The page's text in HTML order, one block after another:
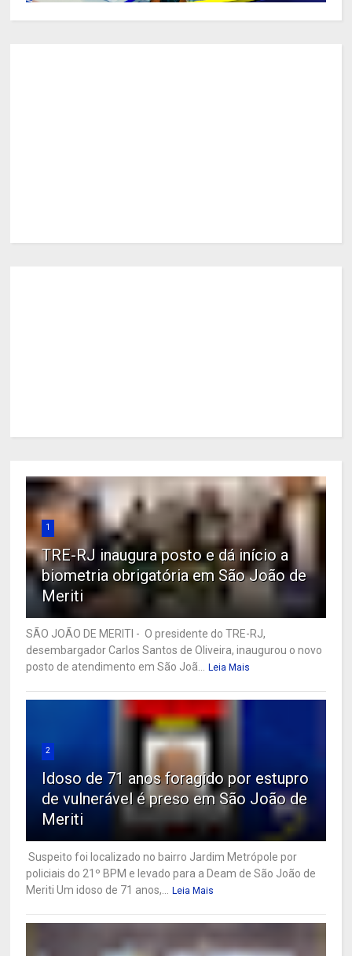
1
TRE-RJ inaugura posto e dá início a
biometria obrigatória em São João de
Meriti
SÃO JOÃO DE MERITI - O presidente do TRE-RJ,
desembargador Carlos Santos de Oliveira, inaugurou o novo
posto de atendimento em São Joã...
Leia Mais
2
Idoso de 71 anos foragido por estupro
de vulnerável é preso em São João de
Meriti
Suspeito foi localizado no bairro Jardim Metrópole por
policiais do 21º BPM e levado para a Deam de São João de
Meriti Um idoso de 71 anos,...
Leia Mais